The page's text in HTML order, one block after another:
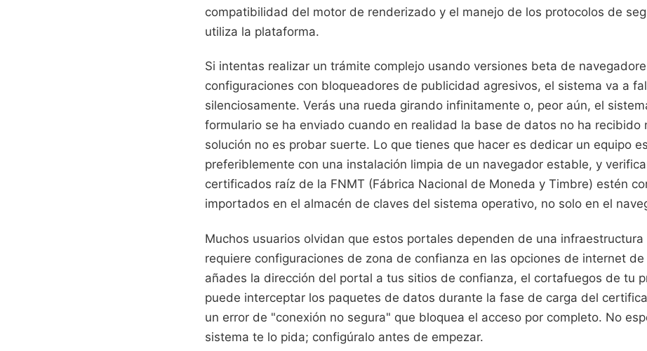
compatibilidad del motor de renderizado y el manejo de los protocolos de
utiliza la plataforma.
Si intentas realizar un trámite complejo usando versiones beta de
configuraciones con bloqueadores de publicidad agresivos, el sistema va a
silenciosamente. Verás una rueda girando infinitamente o, peor aún, el
formulario se ha enviado cuando en realidad la base de datos no ha recibido
solución no es probar suerte. Lo que tienes que hacer es dedicar un equipo
preferiblemente con una instalación limpia de un navegador estable, y
certificados raíz de la FNMT (Fábrica Nacional de Moneda y Timbre) estén
importados en el almacén de claves del sistema operativo, no solo en el
Muchos usuarios olvidan que estos portales dependen de una infraestructura
requiere configuraciones de zona de confianza en las opciones de internet
añades la dirección del portal a tus sitios de confianza, el cortafuegos de tu
puede interceptar los paquetes de datos durante la fase de carga del
un error de "conexión no segura" que bloquea el acceso por completo. No
sistema te lo pida; configúralo antes de empezar.